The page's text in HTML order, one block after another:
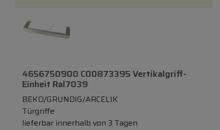
4656750900 C00873395 Vertikalgriff-
Einheit Ral7039
BEKO/GRUNDIG/ARCELIK
Türgriffe
lieferbar innerhalb von 3 Tagen